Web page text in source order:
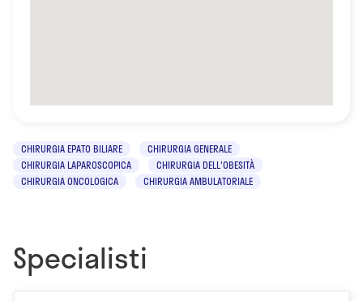
CHIRURGIA EPATO BILIARE
CHIRURGIA GENERALE
CHIRURGIA LAPAROSCOPICA
CHIRURGIA DELL'OBESITÀ
CHIRURGIA ONCOLOGICA
CHIRURGIA AMBULATORIALE
Specialisti